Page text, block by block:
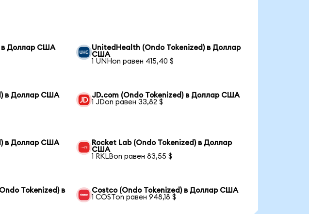
в Доллар США
UnitedHealth (Ondo Tokenized) в Доллар
США
1 UNHon равен 415,40 $
в Доллар США
JD.com (Ondo Tokenized) в Доллар США
1 JDon равен 33,82 $
в Доллар США
Rocket Lab (Ondo Tokenized) в Доллар
США
1 RKLBon равен 83,55 $
Tokenized) в
Costco (Ondo Tokenized) в Доллар США
1 COSTon равен 948,18 $